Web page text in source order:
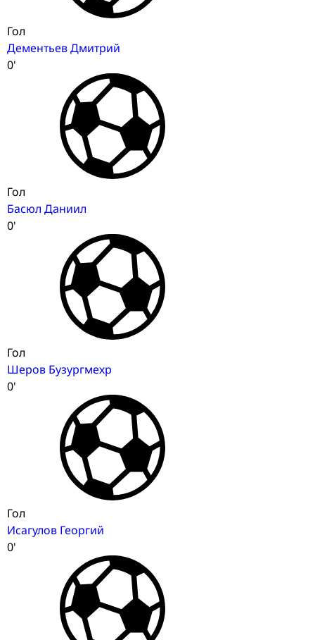
Гол
Дементьев Дмитрий
0'
Гол
Басюл Даниил
0'
Гол
Шеров Бузургмехр
0'
Гол
Исагулов Георгий
0'